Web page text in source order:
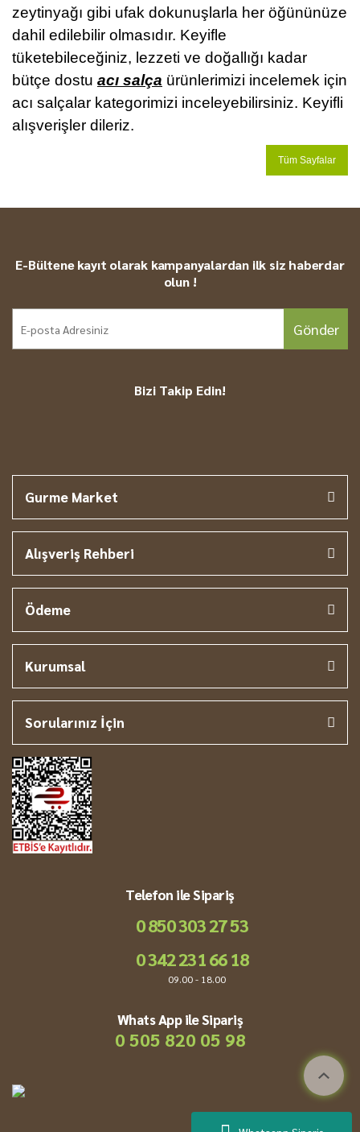
zeytinyağı gibi ufak dokunuşlarla her öğününüze
dahil edilebilir olmasıdır. Keyifle
tüketebileceğiniz, lezzeti ve doğallığı kadar
bütçe dostu acı salça ürünlerimizi incelemek için
acı salçalar kategorimizi inceleyebilirsiniz. Keyifli
alışverişler dileriz.
Tüm Sayfalar
E-Bültene kayıt olarak kampanyalardan ilk siz haberdar
olun !
Gönder
Bizi Takip Edin!
Gurme Market
Alışveriş Rehberi
Ödeme
Kurumsal
Sorularınız İçin
Telefon ile Sipariş
0 850 303 27 53
0 342 231 66 18
09.00 - 18.00
Whats App ile Sipariş
0 505 820 05 98